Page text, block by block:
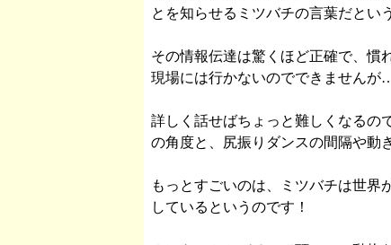
とを知らせるミツバチの言葉だとい
その情報伝達は驚くほど正確で、慣
現場には行かないのでできませんが
詳しく話せばちょっと難しくなるの
の角度と、尻振りダンスの間隔や動
もっとすごいのは、ミツバチは世界
しているというのです！